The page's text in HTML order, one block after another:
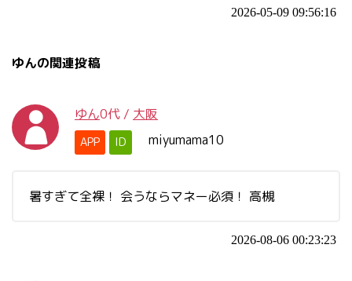
2026-05-09 09:56:16
ゆんの関連投稿
ゆん0代 / 大阪
APP ID miyumama10
暑すぎて全裸！ 会うならマネー必須！ 高槻
2026-08-06 00:23:23